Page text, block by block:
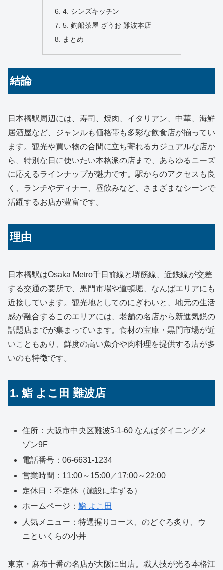
4. シンズキッチン
5. 釣船茶屋 ざうお 難波本店
まとめ
結論
日本橋駅周辺には、寿司、焼肉、イタリアン、中華、海鮮
居酒屋など、ジャンルも価格帯も多彩な飲食店が揃ってい
ます。観光や買い物の合間に立ち寄れるカジュアルな店か
ら、特別な日に使いたい本格派の店まで、あらゆるニーズ
に応えるラインナップが魅力です。駅からのアクセスも良
く、ランチやディナー、昼飲みなど、さまざまなシーンで
活躍するお店が豊富です。
理由
日本橋駅はOsaka Metro千日前線と堺筋線、近鉄線が交差
する交通の要所で、黒門市場や道頓堀、なんばエリアにも
近接しています。観光地としてのにぎわいと、地元の生活
感が融合するこのエリアには、老舗の名店から新進気鋭の
話題店までが集まっています。食材の宝庫・黒門市場が近
いこともあり、鮮度の高い魚介や肉料理を提供する店が多
いのも特徴です。
1. 鮨 よこ田 難波店
住所：大阪市中央区難波5-1-60 なんばダイニングメ
ゾン9F
電話番号：06-6631-1234
営業時間：11:00～15:00／17:00～22:00
定休日：不定休（施設に準ずる）
ホームページ：鮨 よこ田
人気メニュー：特選握りコース、のどぐろ炙り、ウ
ニといくらの小丼
東京・麻布十番の名店が大阪に出店。職人技が光る本格江